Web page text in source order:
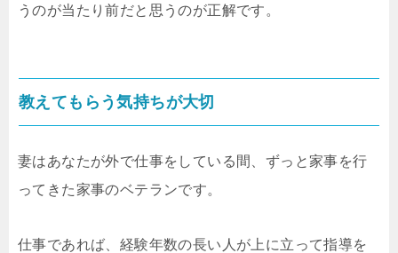
うのが当たり前だと思うのが正解です。
教えてもらう気持ちが大切
妻はあなたが外で仕事をしている間、ずっと家事を行
ってきた家事のベテランです。
仕事であれば、経験年数の長い人が上に立って指導を